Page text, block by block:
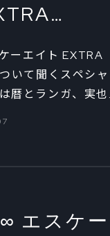
督・内海紘
ーサー陣
ンスタッ
ーエイト EXTRA
いて聞くスペシャ
暦とランガ、実也
!?エスケー